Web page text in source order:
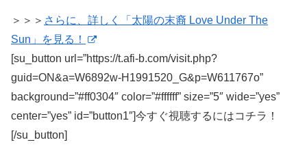
＞＞＞ さらに、詳しく「太陽の末裔 Love Under The
Sun」を見る！
[su_button url=”https://t.afi-b.com/visit.php?
guid=ON&a=W6892w-H1991520_G&p=W611767o”
background=”#ff0304″ color=”#ffffff” size=”5″ wide=”yes”
center=”yes” id=”button1″]今すぐ視聴するにはコチラ！
[/su_button]